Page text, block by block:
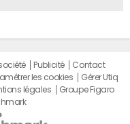
Publicité
Contact
les cookies
Gérer Utiq
légales
Groupe Figaro